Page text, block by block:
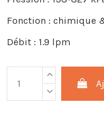
Fonction : chimique
Débit : 1.9 lpm